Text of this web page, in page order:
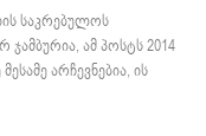
საკრებულოს
ამ პოსტს 2014
არჩევნებია, ის